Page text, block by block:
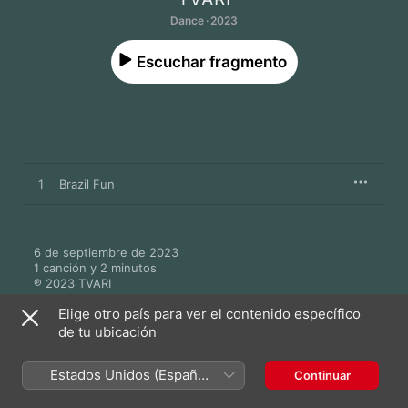
Dance · 2023
Escuchar fragmento
1 Brazil Fun
6 de septiembre de 2023
1 canción y 2 minutos
℗ 2023 TVARI
Más de TVARI
Elige otro país para ver el contenido específico
de tu ubicación
Estados Unidos (Español
México)
Continuar